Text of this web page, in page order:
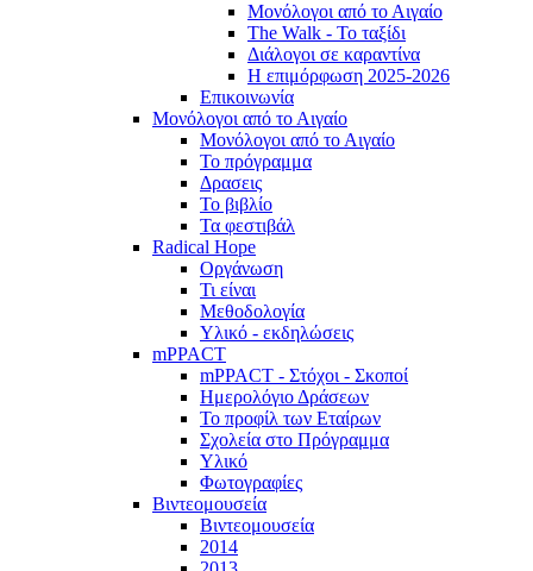
Μονόλογοι από το Αιγαίο
The Walk - Το ταξίδι
Διάλογοι σε καραντίνα
Η επιμόρφωση 2025-2026
Επικοινωνία
Μονόλογοι από το Αιγαίο
Μονόλογοι από το Αιγαίο
Το πρόγραμμα
Δρασεις
Το βιβλίο
Τα φεστιβάλ
Radical Hope
Οργάνωση
Τι είναι
Μεθοδολογία
Υλικό - εκδηλώσεις
mPPACT
mPPACT - Στόχοι - Σκοποί
Ημερολόγιο Δράσεων
Το προφίλ των Εταίρων
Σχολεία στο Πρόγραμμα
Υλικό
Φωτογραφίες
Βιντεομουσεία
Βιντεομουσεία
2014